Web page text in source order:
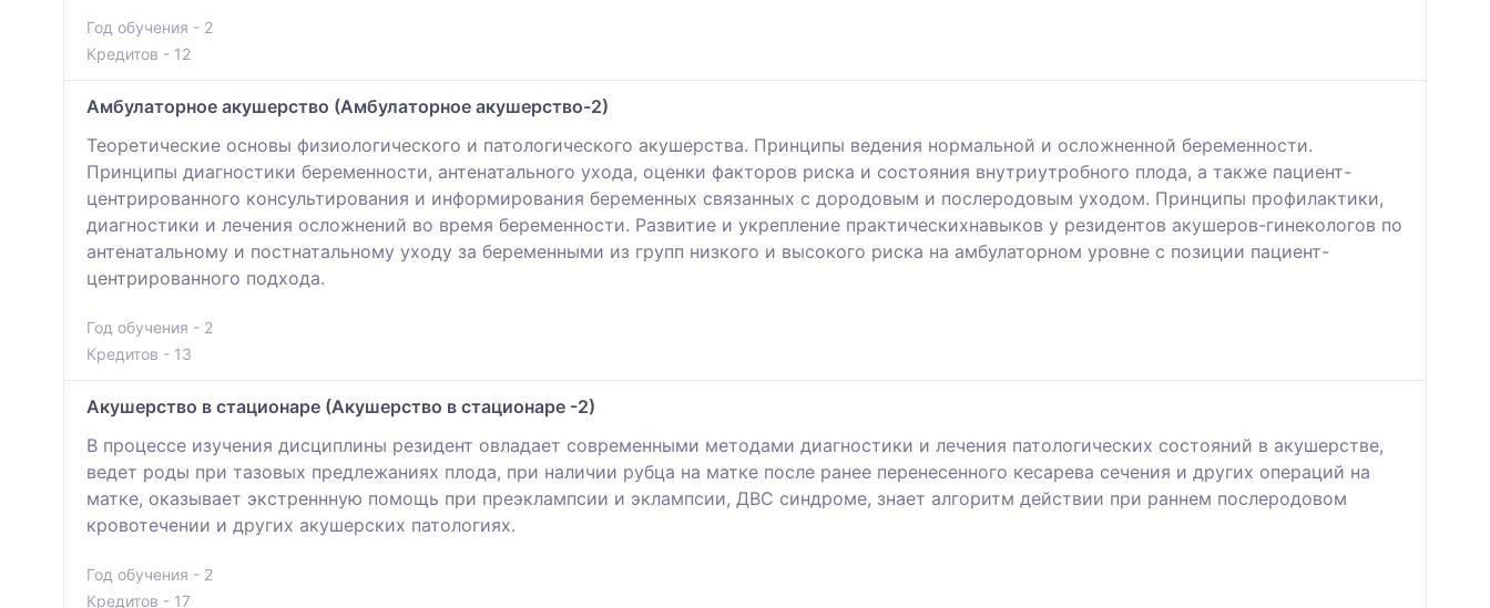
Год обучения - 2
Кредитов - 12
Амбулаторное акушерство (Амбулаторное акушерство-2)
Теоретические основы физиологического и патологического акушерства. Принципы ведения нормальной и осложненной беременности.
Принципы диагностики беременности, антенатального ухода, оценки факторов риска и состояния внутриутробного плода, а также пациент-
центрированного консультирования и информирования беременных связанных с дородовым и послеродовым уходом. Принципы профилактики,
диагностики и лечения осложнений во время беременности. Развитие и укрепление практическихнавыков у резидентов акушеров-гинекологов по
антенатальному и постнатальному уходу за беременными из групп низкого и высокого риска на амбулаторном уровне с позиции пациент-
центрированного подхода.
Год обучения - 2
Кредитов - 13
Акушерство в стационаре (Акушерство в стационаре -2)
В процессе изучения дисциплины резидент овладает современными методами диагностики и лечения патологических состояний в акушерстве,
ведет роды при тазовых предлежаниях плода, при наличии рубца на матке после ранее перенесенного кесарева сечения и других операций на
матке, оказывает экстреннную помощь при преэклампсии и эклампсии, ДВС синдроме, знает алгоритм действии при раннем послеродовом
кровотечении и других акушерских патологиях.
Год обучения - 2
Кредитов - 17